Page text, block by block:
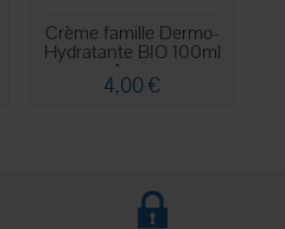
Crème famille Dermo-
Hydratante BIO 100ml
Aqua
4,00 €